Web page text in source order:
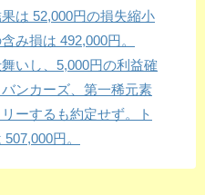
は 52,000円の損失縮小
み損は 492,000円。
いし、5,000円の利益確
ンカーズ、第一稀元素
ーするも約定せず。ト
円。